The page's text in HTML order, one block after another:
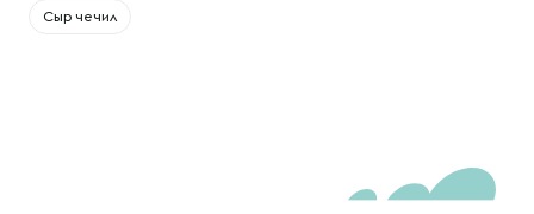
Сыр чечил